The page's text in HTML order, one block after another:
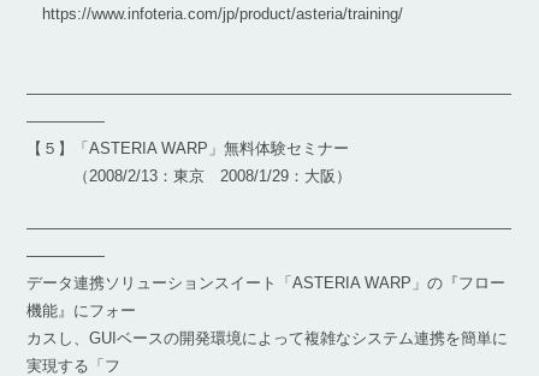
https://www.infoteria.com/jp/product/asteria/training/
―――――――――――――――――――――――――――――――
―――――
【５】「ASTERIA WARP」無料体験セミナー
（2008/2/13：東京 2008/1/29：大阪）
―――――――――――――――――――――――――――――――
―――――
データ連携ソリューションスイート「ASTERIA WARP」の『フロー
機能』にフォー
カスし、GUIベースの開発環境によって複雑なシステム連携を簡単に
実現する「フ